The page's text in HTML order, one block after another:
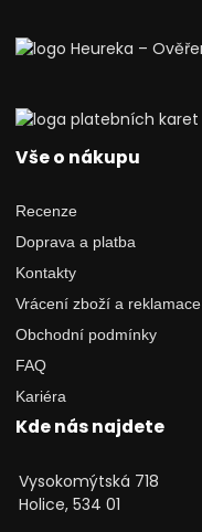
Vše o nákupu
Recenze
Doprava a platba
Kontakty
Vrácení zboží a reklamace
Obchodní podmínky
FAQ
Kariéra
Kde nás najdete
Vysokomýtská 718
Holice, 534 01